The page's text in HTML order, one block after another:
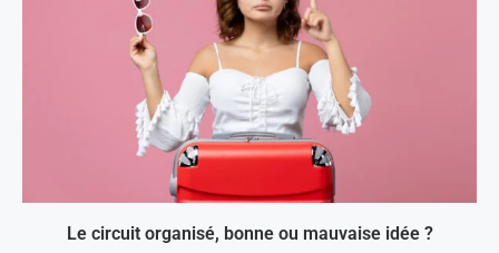
Le circuit organisé, bonne ou mauvaise idée ?